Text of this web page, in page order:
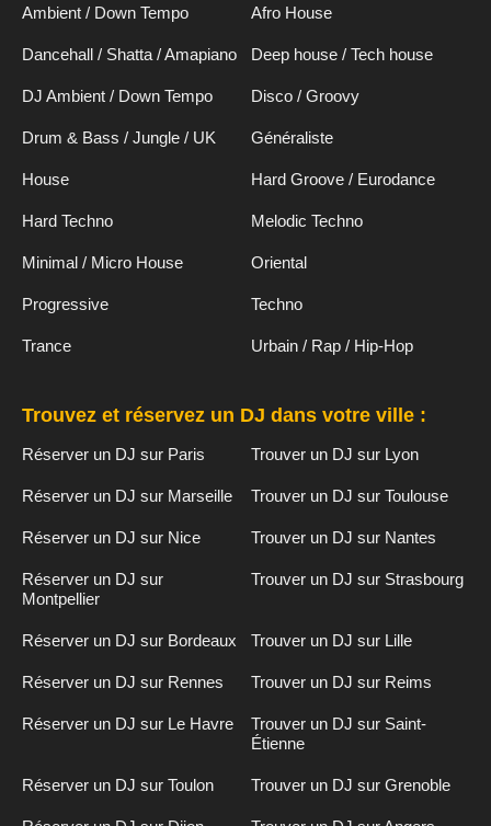
Ambient / Down Tempo Afro House
Dancehall / Shatta / Amapiano Deep house / Tech house
DJ Ambient / Down Tempo Disco / Groovy
Drum & Bass / Jungle / UK Généraliste
House Hard Groove / Eurodance
Hard Techno Melodic Techno
Minimal / Micro House Oriental
Progressive Techno
Trance Urbain / Rap / Hip-Hop
Trouvez et réservez un DJ dans votre ville :
Réserver un DJ sur Paris Trouver un DJ sur Lyon
Réserver un DJ sur Marseille Trouver un DJ sur Toulouse
Réserver un DJ sur Nice Trouver un DJ sur Nantes
Réserver un DJ sur
Montpellier
Trouver un DJ sur Strasbourg
Réserver un DJ sur Bordeaux Trouver un DJ sur Lille
Réserver un DJ sur Rennes Trouver un DJ sur Reims
Réserver un DJ sur Le Havre
Trouver un DJ sur Saint-
Étienne
Réserver un DJ sur Toulon Trouver un DJ sur Grenoble